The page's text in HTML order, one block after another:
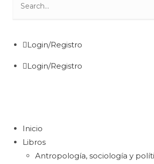
Login/Registro
Login/Registro
Inicio
Libros
Antropología, sociología y